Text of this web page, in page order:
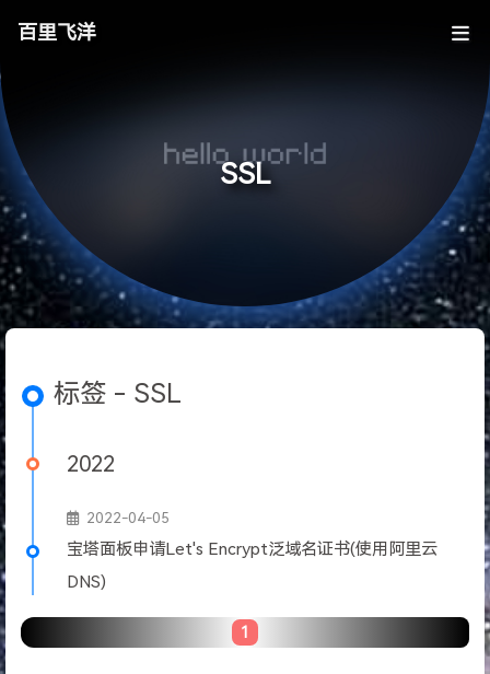
百里飞洋
SSL
标签 - SSL
2022
2022-04-05
宝塔面板申请Let's Encrypt泛域名证书(使用阿里云
DNS)
1